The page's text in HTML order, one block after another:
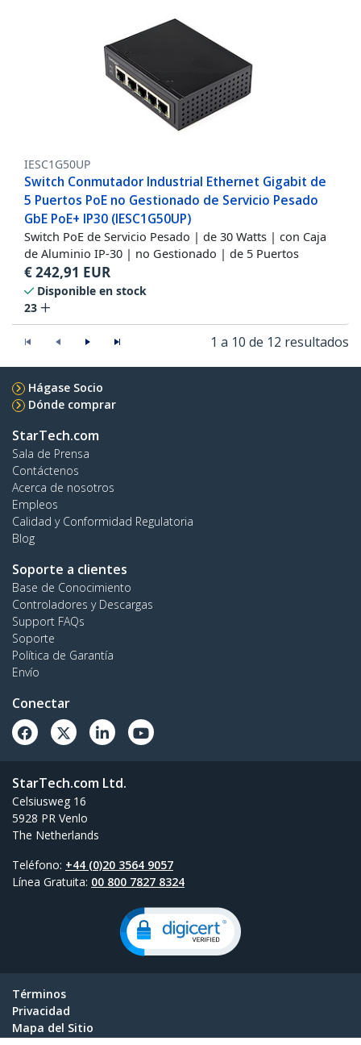
IESC1G50UP
Switch Conmutador Industrial Ethernet Gigabit de
5 Puertos PoE no Gestionado de Servicio Pesado
GbE PoE+ IP30 (IESC1G50UP)
Switch PoE de Servicio Pesado | de 30 Watts | con Caja
de Aluminio IP-30 | no Gestionado | de 5 Puertos
€242,91 EUR
Disponible en stock
23
1 a 10 de 12 resultados
Hágase Socio
Dónde comprar
StarTech.com
Sala de Prensa
Contáctenos
Acerca de nosotros
Empleos
Calidad y Conformidad Regulatoria
Blog
Soporte a clientes
Base de Conocimiento
Controladores y Descargas
Support FAQs
Soporte
Política de Garantía
Envío
Conectar
StarTech.com Ltd.
Celsiusweg 16
5928 PR Venlo
The Netherlands
Teléfono: +44 (0)20 3564 9057
Línea Gratuita: 00 800 7827 8324
Términos
Privacidad
Mapa del Sitio